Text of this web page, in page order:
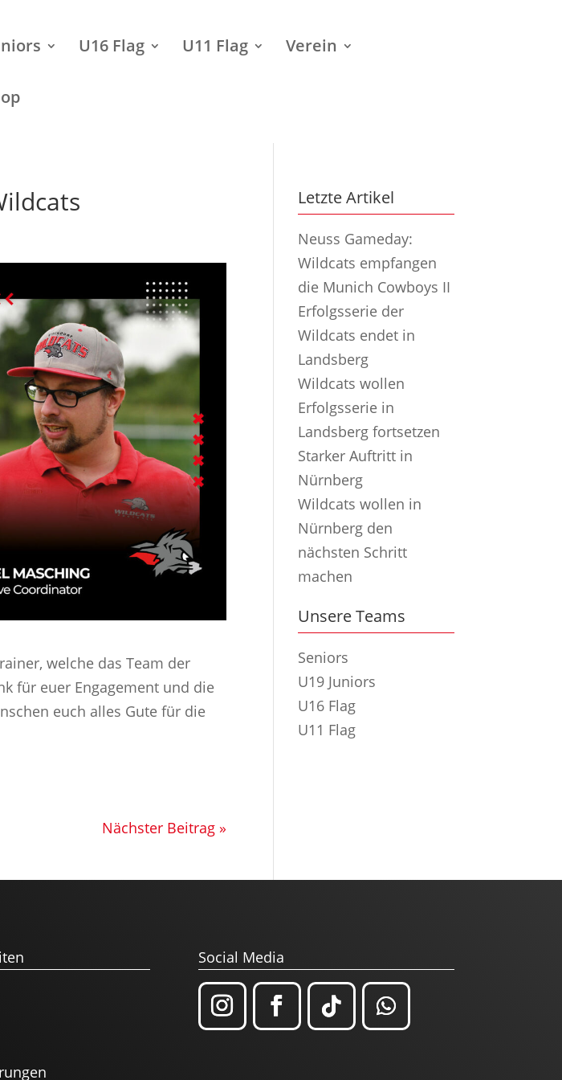
U16 Flag U11 Flag Verein
welche das Team der
für euer Engagement und die
euch alles Gute für die
Nächster Beitrag »
Letzte Artikel
Neuss Gameday:
Wildcats empfangen
die Munich Cowboys II
Erfolgsserie der
Wildcats endet in
Landsberg
Wildcats wollen
Erfolgsserie in
Landsberg fortsetzen
Starker Auftritt in
Nürnberg
Wildcats wollen in
Nürnberg den
nächsten Schritt
machen
Unsere Teams
Seniors
U19 Juniors
U16 Flag
U11 Flag
Social Media